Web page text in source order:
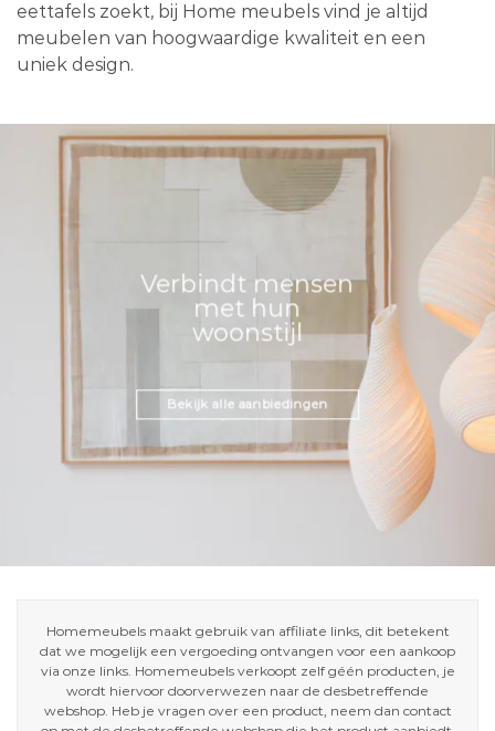
eettafels zoekt, bij Home meubels vind je altijd
meubelen van hoogwaardige kwaliteit en een
uniek design.
Verbindt mensen
met hun
woonstijl
Bekijk alle aanbiedingen
Homemeubels maakt gebruik van affiliate links, dit betekent
dat we mogelijk een vergoeding ontvangen voor een aankoop
via onze links. Homemeubels verkoopt zelf géén producten, je
wordt hiervoor doorverwezen naar de desbetreffende
webshop. Heb je vragen over een product, neem dan contact